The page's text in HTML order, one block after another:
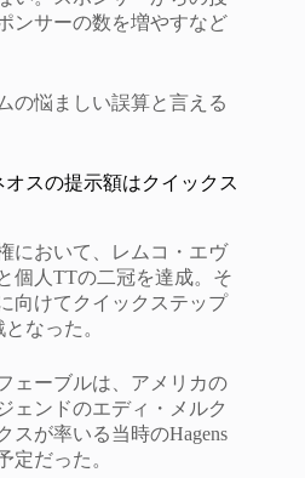
ンサーの数を増やすなど
の悩ましい誤算と言える
スの提示額はクイックス
において、レムコ・エヴ
個人TTの二冠を達成。そ
向けてクイックステップ
なった。
ェーブルは、アメリカの
ェンドのエディ・メルク
スが率いる当時のHagens
定だった。